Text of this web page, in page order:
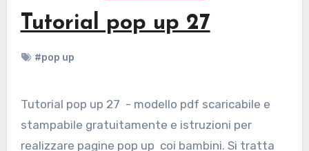
Tutorial pop up 27
#pop up
Tutorial pop up 27 - modello pdf scaricabile e
stampabile gratuitamente e istruzioni per
realizzare pagine pop up coi bambini. Si tratta